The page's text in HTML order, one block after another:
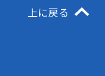
上に戻る